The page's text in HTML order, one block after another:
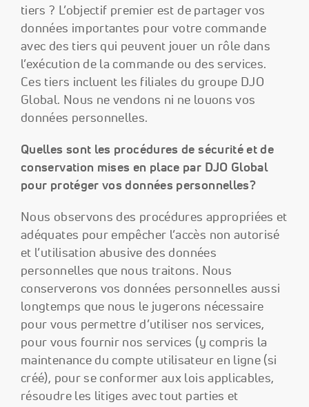
tiers ? L’objectif premier est de partager vos
données importantes pour votre commande
avec des tiers qui peuvent jouer un rôle dans
l’exécution de la commande ou des services.
Ces tiers incluent les filiales du groupe DJO
Global. Nous ne vendons ni ne louons vos
données personnelles.
Quelles sont les procédures de sécurité et de
conservation mises en place par DJO Global
pour protéger vos données personnelles?
Nous observons des procédures appropriées et
adéquates pour empêcher l’accès non autorisé
et l’utilisation abusive des données
personnelles que nous traitons. Nous
conserverons vos données personnelles aussi
longtemps que nous le jugerons nécessaire
pour vous permettre d’utiliser nos services,
pour vous fournir nos services (y compris la
maintenance du compte utilisateur en ligne (si
créé), pour se conformer aux lois applicables,
résoudre les litiges avec tout parties et